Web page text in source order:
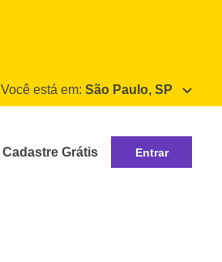
Você está em: São Paulo, SP
Cadastre Grátis Entrar